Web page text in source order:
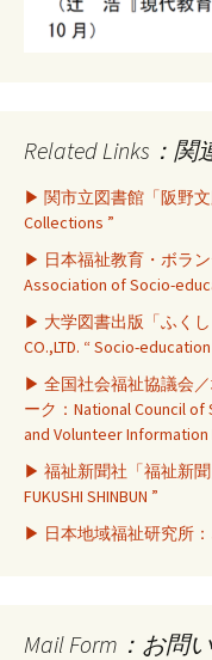
Related Links：関
▶ 関市立図書館「阪野文
Collections ”
▶ 日本福祉教育・ボラ
Association of Socio-
▶ 大学図書出版「ふくし
CO.,LTD. “ Socio-education
▶ 全国社会福祉協議会
ーク：National Council
and Volunteer
▶ 福祉新聞社「福祉新聞
FUKUSHI SHINBUN ”
▶ 日本地域福祉研究所：
Mail Form：お問